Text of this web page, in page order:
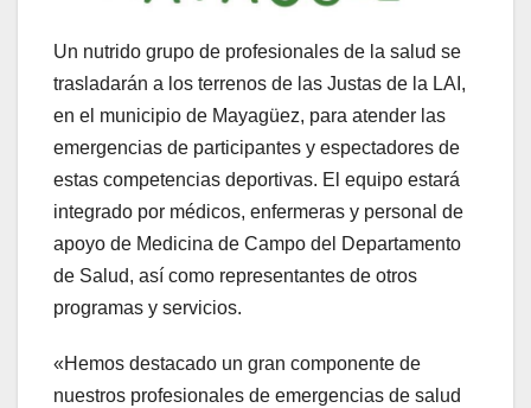
Un nutrido grupo de profesionales de la salud se
trasladarán a los terrenos de las Justas de la LAI,
en el municipio de Mayagüez, para atender las
emergencias de participantes y espectadores de
estas competencias deportivas. El equipo estará
integrado por médicos, enfermeras y personal de
apoyo de Medicina de Campo del Departamento
de Salud, así como representantes de otros
programas y servicios.
«Hemos destacado un gran componente de
nuestros profesionales de emergencias de salud